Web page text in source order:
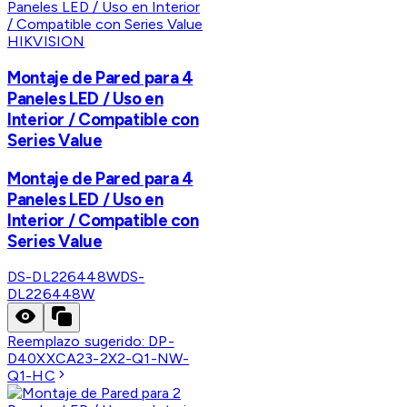
HIKVISION
Montaje de Pared para 4
Paneles LED / Uso en
Interior / Compatible con
Series Value
Montaje de Pared para 4
Paneles LED / Uso en
Interior / Compatible con
Series Value
DS-DL226448WDS-
DL226448W
Reemplazo sugerido: DP-
D40XXCA23-2X2-Q1-NW-
Q1-HC